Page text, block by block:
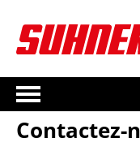
Contactez-